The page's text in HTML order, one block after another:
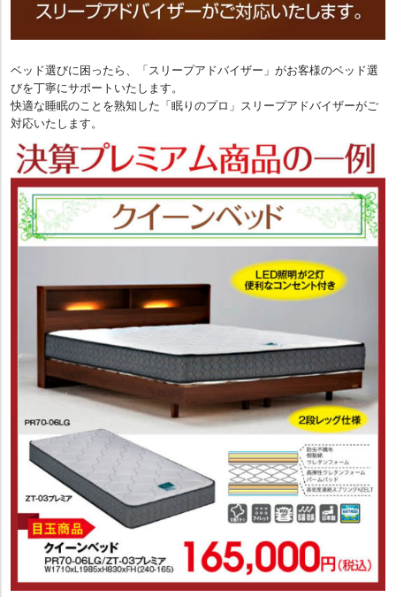
ベッド選びに困ったら、「スリープアドバイザー」がお客様のベッド選
びを丁寧にサポートいたします。
快適な睡眠のことを熟知した「眠りのプロ」スリープアドバイザーがご
対応いたします。